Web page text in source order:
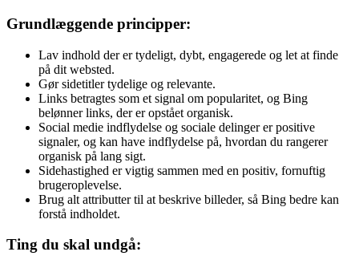
Grundlæggende principper:
Lav indhold der er tydeligt, dybt, engagerede og let at finde
på dit websted.
Gør sidetitler tydelige og relevante.
Links betragtes som et signal om popularitet, og Bing
belønner links, der er opstået organisk.
Social medie indflydelse og sociale delinger er positive
signaler, og kan have indflydelse på, hvordan du rangerer
organisk på lang sigt.
Sidehastighed er vigtig sammen med en positiv, fornuftig
brugeroplevelse.
Brug alt attributter til at beskrive billeder, så Bing bedre kan
forstå indholdet.
Ting du skal undgå: